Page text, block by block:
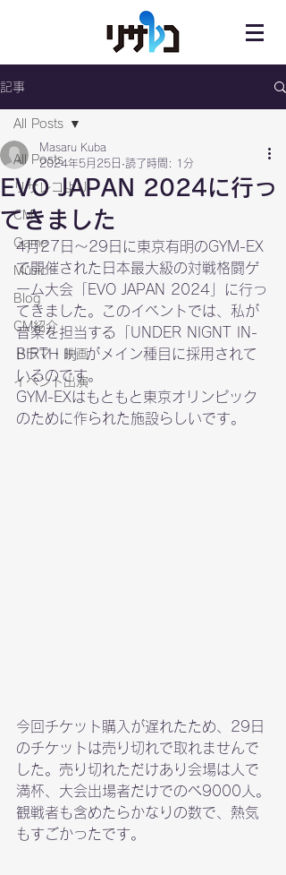
記事
All Posts
リサレコより
CM
Game
Music
Blog
CM紹介
ドラマ・映画
イベント出演
All Posts
EVO JAPAN 2024に行っ
てきました
Masaru Kuba
2024年5月25日 読了時間: 1分
4月27日〜29日に東京有明のGYM-EX
で開催された日本最大級の対戦格闘ゲ
ーム大会「EVO JAPAN 2024」に行っ
てきました。このイベントでは、私が
音楽を担当する「UNDER NIGNT IN-
BIRTH II」がメイン種目に採用されて
いるのです。
GYM-EXはもともと東京オリンピック
のために作られた施設らしいです。
今回チケット購入が遅れたため、29日
のチケットは売り切れで取れませんで
した。売り切れただけあり会場は人で
満杯、大会出場者だけでのべ9000人。
観戦者も含めたらかなりの数で、熱気
もすごかったです。